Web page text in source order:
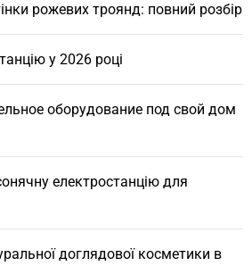
рожевих троянд: повний розбір
у 2026 році
оборудование под свой дом
електростанцію для
доглядової косметики в